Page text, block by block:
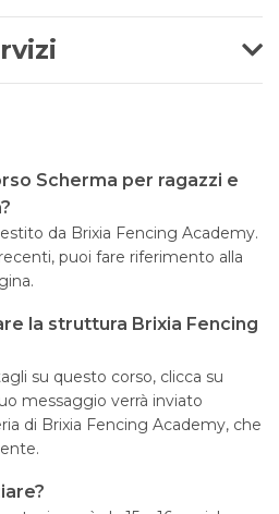
Scherma per ragazzi e
da Brixia Fencing Academy.
puoi fare riferimento alla
la struttura Brixia Fencing
su questo corso, clicca su
messaggio verrà inviato
di Brixia Fencing Academy, che